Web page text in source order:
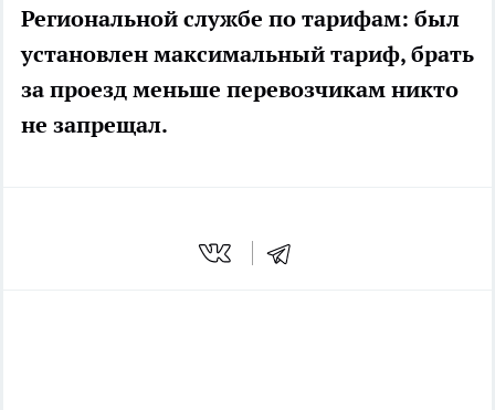
Региональной службе по тарифам: был
установлен максимальный тариф, брать
за проезд меньше перевозчикам никто
не запрещал.